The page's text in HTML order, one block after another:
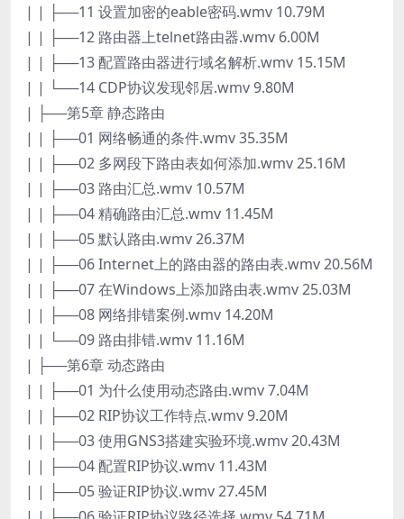
| | ├──11 设置加密的eable密码.wmv 10.79M
| | ├──12 路由器上telnet路由器.wmv 6.00M
| | ├──13 配置路由器进行域名解析.wmv 15.15M
| | └──14 CDP协议发现邻居.wmv 9.80M
| ├──第5章 静态路由
| | ├──01 网络畅通的条件.wmv 35.35M
| | ├──02 多网段下路由表如何添加.wmv 25.16M
| | ├──03 路由汇总.wmv 10.57M
| | ├──04 精确路由汇总.wmv 11.45M
| | ├──05 默认路由.wmv 26.37M
| | ├──06 Internet上的路由器的路由表.wmv 20.56M
| | ├──07 在Windows上添加路由表.wmv 25.03M
| | ├──08 网络排错案例.wmv 14.20M
| | └──09 路由排错.wmv 11.16M
| ├──第6章 动态路由
| | ├──01 为什么使用动态路由.wmv 7.04M
| | ├──02 RIP协议工作特点.wmv 9.20M
| | ├──03 使用GNS3搭建实验环境.wmv 20.43M
| | ├──04 配置RIP协议.wmv 11.43M
| | ├──05 验证RIP协议.wmv 27.45M